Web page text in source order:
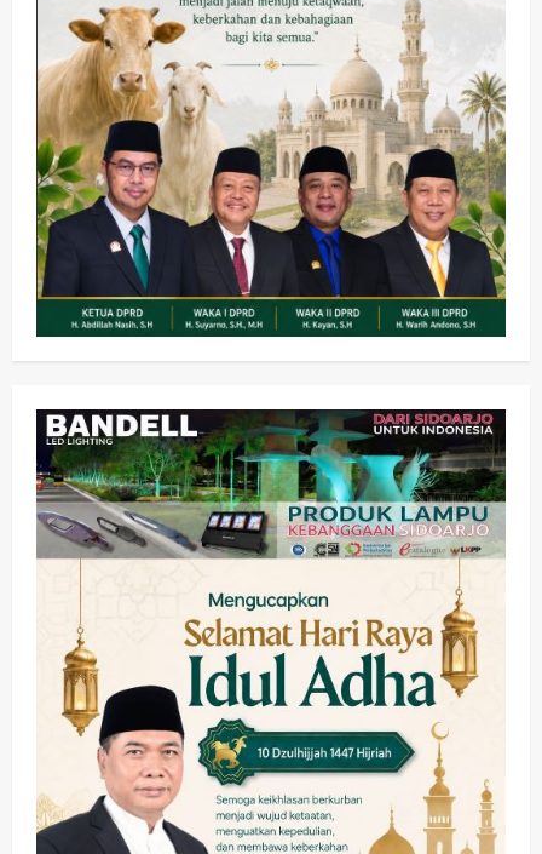
2
PANAS! Kalah Tender Proyek RSUD
Sibar Rp 9,9 M, Beranikah CV Tiga
Anugerah Utama Pertaruhkan
Jaminan Rp 100 Juta?
wartanusa 5 Agustus 2026
Olahraga
Adu Taktik di Atas Rumput Sintetis:
Memanaskan Mesin Menuju Piala
Soccer
wartanusa 5 Agustus 2026
4
Ekonomi Hiburan Pemerintahan
HOT NEWS: Ribuan Warga Wage
Tumplek Blek di Bazar Rakyat Jalan
Jambu, Borong Kuliner UMKM Sambil
Nonton Jaranan!
wartanusa
4 Agustus 2026